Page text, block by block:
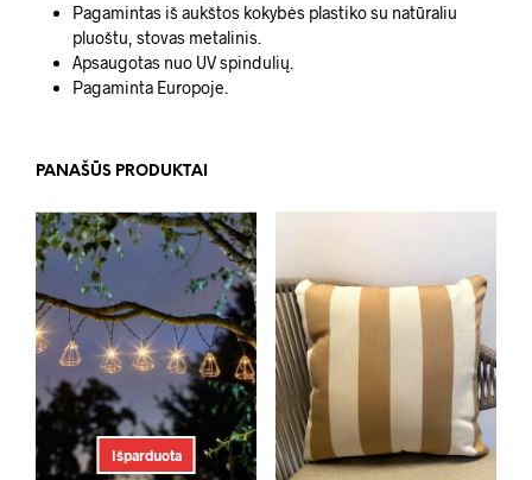
Pagamintas iš aukštos kokybės plastiko su natūraliu
pluoštu, stovas metalinis.
Apsaugotas nuo UV spindulių.
Pagaminta Europoje.
PANAŠŪS PRODUKTAI
Išparduota